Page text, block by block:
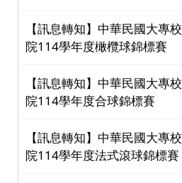
【訊息轉知】中華民國大專校
院114學年度橄欖球錦標賽
【訊息轉知】中華民國大專校
院114學年度合球錦標賽
【訊息轉知】中華民國大專校
院114學年度法式滾球錦標賽